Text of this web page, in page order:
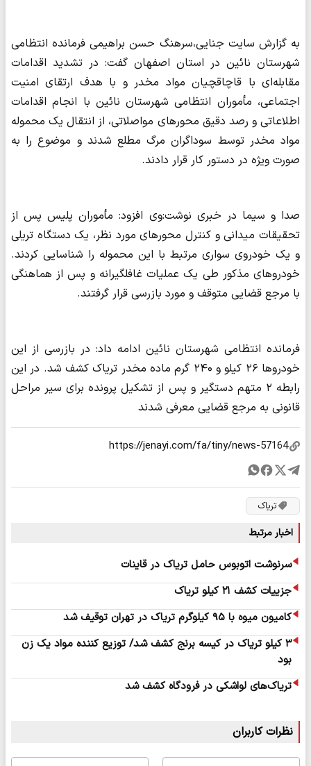
به گزارش سایت جنایی،سرهنگ حسن براهیمی فرمانده انتظامی
شهرستان نائین در استان اصفهان گفت: در تشدید اقدامات
مقابله‌ای با قاچاقچیان مواد مخدر و با هدف ارتقای امنیت
اجتماعی، مأموران انتظامی شهرستان نائین با انجام اقدامات
اطلاعاتی و رصد دقیق محورهای مواصلاتی، از انتقال یک محموله
مواد مخدر توسط سوداگران مرگ مطلع شدند و موضوع را به
صورت ویژه در دستور کار قرار دادند.
صدا و سیما در خبری نوشت:وی افزود: مأموران پلیس پس از
تحقیقات میدانی و کنترل محورهای مورد نظر، یک دستگاه تریلی
و یک خودروی سواری مرتبط با این محموله را شناسایی کردند.
خودروهای مذکور طی یک عملیات غافلگیرانه و پس از هماهنگی
با مرجع قضایی متوقف و مورد بازرسی قرار گرفتند.
فرمانده انتظامی شهرستان نائین ادامه داد: در بازرسی از این
خودروها ۲۶ کیلو و ۲۴۰ گرم ماده مخدر تریاک کشف شد. در این
رابطه ۲ متهم دستگیر و پس از تشکیل پرونده برای سیر مراحل
قانونی به مرجع قضایی معرفی شدند
تریاک
اخبار مرتبط
سرنوشت اتوبوس حامل تریاک در قاینات
جزییات کشف ۲۱ کیلو تریاک
کامیون میوه با ۹۵ کیلوگرم تریاک در تهران توقیف شد
۳ کیلو تریاک در کیسه برنج کشف شد/ توزیع کننده مواد یک زن
بود
تریاک‌های لواشکی در فرودگاه کشف شد
نظرات کاربران